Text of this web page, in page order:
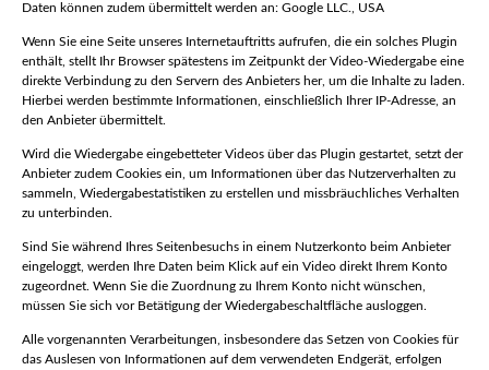
Daten können zudem übermittelt werden an: Google LLC., USA
Wenn Sie eine Seite unseres Internetauftritts aufrufen, die ein solches Plugin
enthält, stellt Ihr Browser spätestens im Zeitpunkt der Video-Wiedergabe eine
direkte Verbindung zu den Servern des Anbieters her, um die Inhalte zu laden.
Hierbei werden bestimmte Informationen, einschließlich Ihrer IP-Adresse, an
den Anbieter übermittelt.
Wird die Wiedergabe eingebetteter Videos über das Plugin gestartet, setzt der
Anbieter zudem Cookies ein, um Informationen über das Nutzerverhalten zu
sammeln, Wiedergabestatistiken zu erstellen und missbräuchliches Verhalten
zu unterbinden.
Sind Sie während Ihres Seitenbesuchs in einem Nutzerkonto beim Anbieter
eingeloggt, werden Ihre Daten beim Klick auf ein Video direkt Ihrem Konto
zugeordnet. Wenn Sie die Zuordnung zu Ihrem Konto nicht wünschen,
müssen Sie sich vor Betätigung der Wiedergabeschaltfläche ausloggen.
Alle vorgenannten Verarbeitungen, insbesondere das Setzen von Cookies für
das Auslesen von Informationen auf dem verwendeten Endgerät, erfolgen